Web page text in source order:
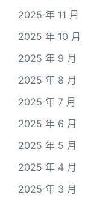
2025 年 11 月
2025 年 10 月
2025 年 9 月
2025 年 8 月
2025 年 7 月
2025 年 6 月
2025 年 5 月
2025 年 4 月
2025 年 3 月